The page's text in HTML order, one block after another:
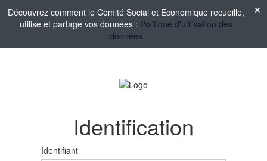
Découvrez comment le Comité Social et Economique recueille,
utilise et partage vos données : Politique d'utilisation des
données
Identification
Identifiant